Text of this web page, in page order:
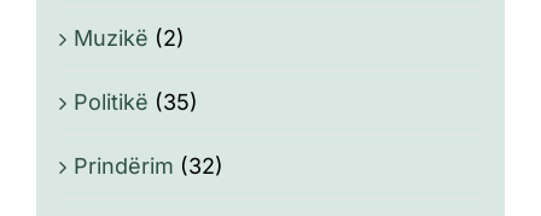
Muzikë (2)
Politikë (35)
Prindërim (32)